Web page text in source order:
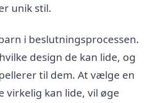
unik stil.
i beslutningsprocessen.
design de kan lide, og
til dem. At vælge en
virkelig kan lide, vil øge